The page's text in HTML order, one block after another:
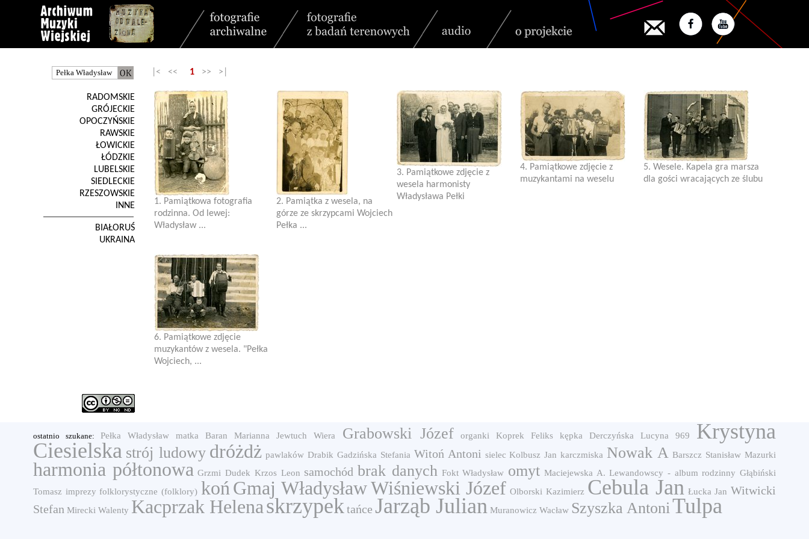
RADOMSKIE
GRÓJECKIE
OPOCZYŃSKIE
RAWSKIE
ŁOWICKIE
ŁÓDZKIE
LUBELSKIE
SIEDLECKIE
RZESZOWSKIE
INNE
BIAŁORUŚ
UKRAINA
|< << 1 >> >|
1. Pamiątkowa fotografia
rodzinna. Od lewej:
Władysław ...
2. Pamiątka z wesela, na
górze ze skrzypcami Wojciech
Pełka ...
3. Pamiątkowe zdjęcie z
wesela harmonisty
Władysława Pełki
4. Pamiątkowe zdjęcie z
muzykantami na weselu
5. Wesele. Kapela gra marsza
dla gości wracających ze ślubu
6. Pamiątkowe zdjęcie
muzykantów z wesela. "Pełka
Wojciech, ...
ostatnio szukane:Pełka Władysław matka Baran Marianna Jewtuch Wiera Grabowski Józef organki Koprek Feliks kępka Derczyńska Lucyna 969
Krystyna
Ciesielska strój ludowy dróżdż pawlaków Drabik Gadzińska Stefania Witoń Antoni sielec Kolbusz Jan karczmiska Nowak A Barszcz Stanisław Mazurki
harmonia półtonowa Grzmi Dudek Krzos Leon samochód brak danych Fokt Władysław omyt Maciejewska A. Lewandowscy - album rodzinny Głąbiński
Tomasz imprezy folklorystyczne (folklory) koń Gmaj WładysławWiśniewski Józef Olborski Kazimierz Cebula Jan Łucka Jan Witwicki
Stefan Mirecki Walenty Kacprzak Helenaskrzypektańce Jarząb Julian Muranowicz Wacław Szyszka AntoniTulpa